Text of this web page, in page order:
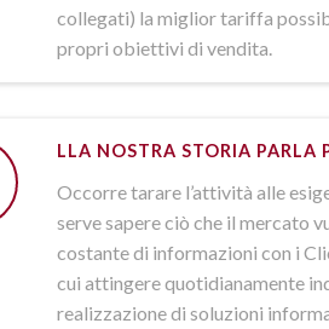
collegati) la miglior tariffa
propri obiettivi di vendita.
LLA NOSTRA STORIA PARLA
Occorre tarare l’attività alle
serve sapere ciò che il mercato
costante di informazioni con i
cui attingere quotidianamente
realizzazione di soluzioni